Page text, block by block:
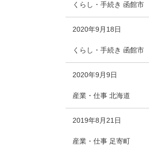
くらし・手続き 函館市
2020年9月18日
くらし・手続き 函館市
2020年9月9日
産業・仕事 北海道
2019年8月21日
産業・仕事 足寄町